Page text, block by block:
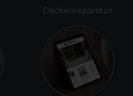
Deckenreparatur